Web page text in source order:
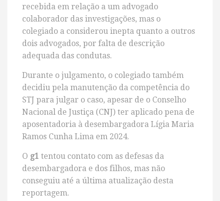
recebida em relação a um advogado
colaborador das investigações, mas o
colegiado a considerou inepta quanto a outros
dois advogados, por falta de descrição
adequada das condutas.
Durante o julgamento, o colegiado também
decidiu pela manutenção da competência do
STJ para julgar o caso, apesar de o Conselho
Nacional de Justiça (CNJ) ter aplicado pena de
aposentadoria à desembargadora Lígia Maria
Ramos Cunha Lima em 2024.
O g1 tentou contato com as defesas da
desembargadora e dos filhos, mas não
conseguiu até a última atualização desta
reportagem.